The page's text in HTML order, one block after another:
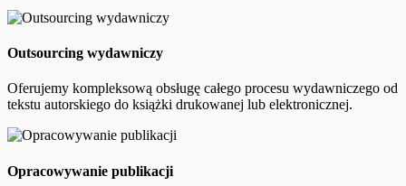
Outsourcing wydawniczy
Oferujemy kompleksową obsługę całego procesu wydawniczego od
tekstu autorskiego do książki drukowanej lub elektronicznej.
Opracowywanie publikacji